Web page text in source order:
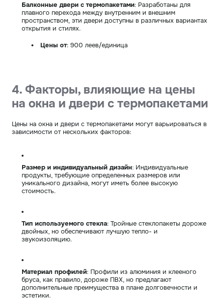
Балконные двери с термопакетами: Разработаны для
плавного перехода между внутренним и внешним
пространством, эти двери доступны в различных вариантах
открытия и стилях.
Цены от: 900 леев/единица
4. Факторы, влияющие на цены
на окна и двери с термопакетами
Цены на окна и двери с термопакетами могут варьироваться в
зависимости от нескольких факторов:
Размер и индивидуальный дизайн: Индивидуальные
продукты, требующие определенных размеров или
уникального дизайна, могут иметь более высокую
стоимость.
Тип используемого стекла: Тройные стеклопакеты дороже
двойных, но обеспечивают лучшую тепло- и
звукоизоляцию.
Материал профилей: Профили из алюминия и клееного
бруса, как правило, дороже ПВХ, но предлагают
дополнительные преимущества в плане долговечности и
эстетики.